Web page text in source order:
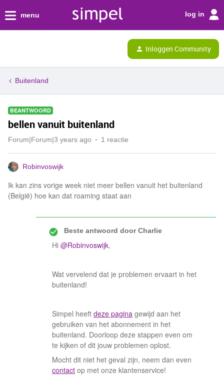
menu log in
Inloggen Community
Buitenland
BEANTWOORD
bellen vanuit buitenland
Forum|Forum|3 years ago 1 reactie
Robinvoswijk
Ik kan zins vorige week niet meer bellen vanuit het buitenland
(België) hoe kan dat roaming staat aan
Beste antwoord doorCharlie
Hi @Robinvoswijk,
Wat vervelend dat je problemen ervaart in het
buitenland!
Simpel heeft deze pagina gewijd aan het
gebruiken van het abonnement in het
buitenland. Doorloop deze stappen even om
te kijken of dit jouw problemen oplost.
Mocht dit niet het geval zijn, neem dan even
contact op met onze klantenservice!